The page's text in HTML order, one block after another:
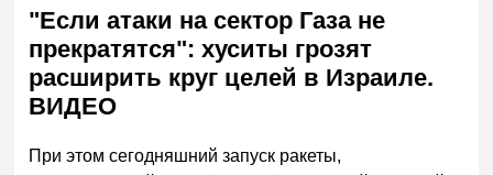
"Если атаки на сектор Газа не
прекратятся": хуситы грозят
расширить круг целей в Израиле.
ВИДЕО
При этом сегодняшний запуск ракеты,